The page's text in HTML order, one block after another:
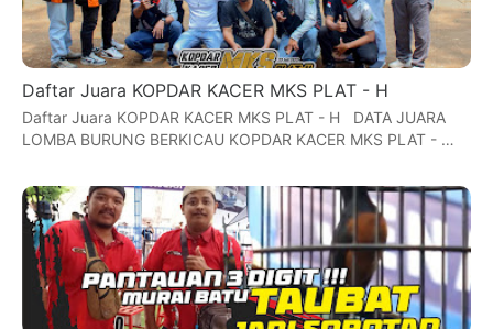
Daftar Juara KOPDAR KACER MKS PLAT - H
Daftar Juara KOPDAR KACER MKS PLAT - H DATA JUARA
LOMBA BURUNG BERKICAU KOPDAR KACER MKS PLAT - …